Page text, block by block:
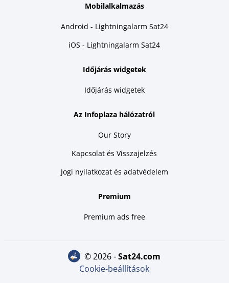
Mobilalkalmazás
Android - Lightningalarm Sat24
iOS - Lightningalarm Sat24
Időjárás widgetek
Időjárás widgetek
Az Infoplaza hálózatról
Our Story
Kapcsolat és Visszajelzés
Jogi nyilatkozat és adatvédelem
Premium
Premium ads free
© 2026 - sat24.com
Cookie-beállítások